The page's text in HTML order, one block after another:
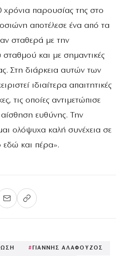
παρουσίας της στο
αποτέλεσε ένα από τα
σταθερά με την
και με σημαντικές
Στη διάρκεια αυτών των
ιδιαίτερα απαιτητικές
τις οποίες αντιμετώπισε
ευθύνης. Την
ολόψυχα καλή συνέχεια σε
εδώ και πέρα».
# ΓΙΑΝΝΗΣ ΑΛΑΦΟΥΖΟΣ